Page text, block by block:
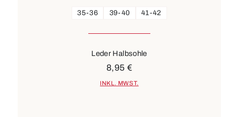
35-36 39-40 41-42
Leder Halbsohle
8,95 €
INKL. MWST.